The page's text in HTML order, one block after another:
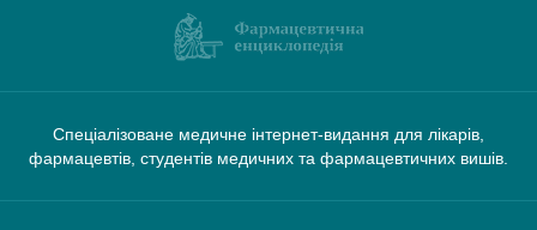
Спеціалізоване медичне інтернет-видання для лікарів,
фармацевтів, студентів медичних та фармацевтичних вишів.